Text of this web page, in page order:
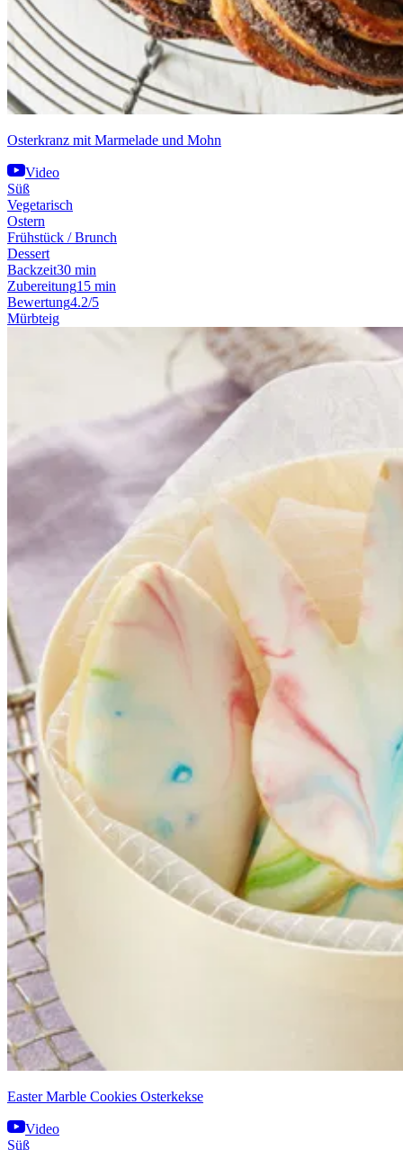
Osterkranz mit Marmelade und Mohn
Video
Süß
Vegetarisch
Ostern
Frühstück / Brunch
Dessert
Backzeit30 min
Zubereitung15 min
Bewertung4.2/5
Mürbteig
Easter Marble Cookies Osterkekse
Video
Süß